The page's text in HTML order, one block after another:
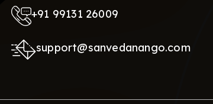
+91 99131 26009
support@sanvedanango.com